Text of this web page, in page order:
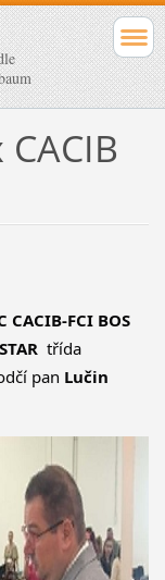
CACIB-FCI BOS
třída
pan Lučin